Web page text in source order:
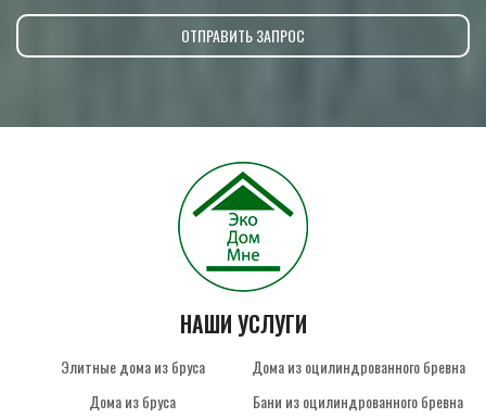
НАШИ УСЛУГИ
Элитные дома из бруса
Дома из бруса
Дома из оцилиндрованного бревна
Бани из оцилиндрованного бревна